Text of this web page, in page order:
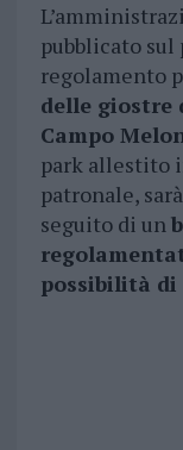
pubblicato
regolamento
delle giostre
Campo
park allestito
patronale,
seguito di un
possibilità di